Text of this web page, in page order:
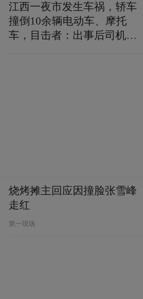
江西一夜市发生车祸，轿车
撞倒10余辆电动车、摩托
车，目击者：出事后司机一
烧烤摊主回应因撞脸张雪峰
走红
第一现场